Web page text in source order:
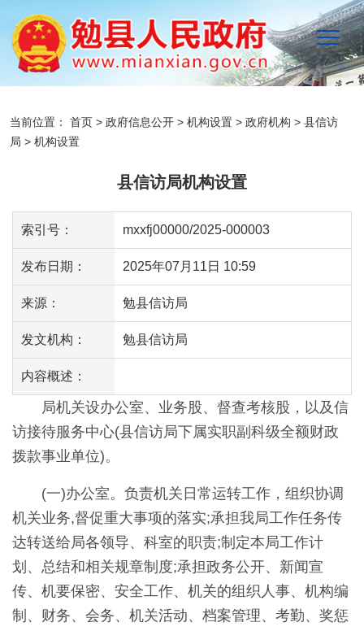
当前位置： 首页 > 政府信息公开 > 机构设置 > 政府机构 > 县信访
局 > 机构设置
县信访局机构设置
索引号： mxxfj00000/2025-000003
发布日期： 2025年07月11日 10:59
来源： 勉县信访局
发文机构： 勉县信访局
内容概述：
局机关设办公室、业务股、督查考核股，以及信
访接待服务中心(县信访局下属实职副科级全额财政
拨款事业单位)。
(一)办公室。负责机关日常运转工作，组织协调
机关业务,督促重大事项的落实;承担我局工作任务传
达转送给局各领导、科室的职责;制定本局工作计
划、总结和相关规章制度;承担政务公开、新闻宣
传、机要保密、安全工作、机关的组织人事、机构编
制、财务、会务、机关活动、档案管理、考勤、奖惩